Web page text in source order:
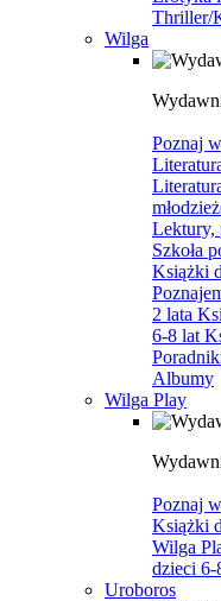
Thriller/
Wilga
Poznaj
Lektury,
Szkoła
Książki
2 lata
6-8 lat
Albumy
Wilga Play
Poznaj
Książki
Wilga
dzieci 6-
Uroboros